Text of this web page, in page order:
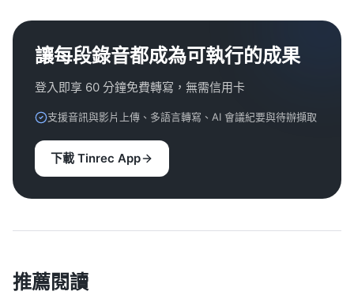
讓每段錄音都成為可執行的成果
登入即享 60 分鐘免費轉寫，無需信用卡
支援音訊與影片上傳、多語言轉寫、AI 會議紀要與待辦擷取
下載 Tinrec App
推薦閱讀